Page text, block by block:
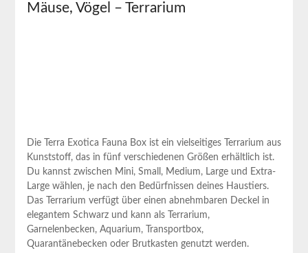
Mäuse, ‍Vögel – Terrarium
Die Terra Exotica Fauna Box​ ist ein vielseitiges Terrarium aus
‌Kunststoff, das in fünf verschiedenen Größen⁣ erhältlich ist.
Du kannst zwischen Mini, Small, Medium, Large und ‍Extra-
Large‍ wählen, je nach den Bedürfnissen​ deines Haustiers.
Das Terrarium ​verfügt über einen​ abnehmbaren ‍Deckel in
elegantem Schwarz und kann als Terrarium,
Garnelenbecken,‌ Aquarium, Transportbox,
Quarantänebecken​ oder Brutkasten genutzt ⁢werden.⁣